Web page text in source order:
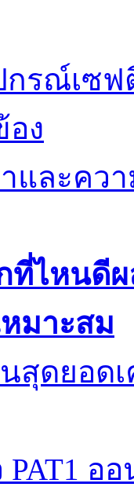
กรณ์เซ
อง
และคว
ที่ไหนดี
หมาะสม
สุดยอด
อ